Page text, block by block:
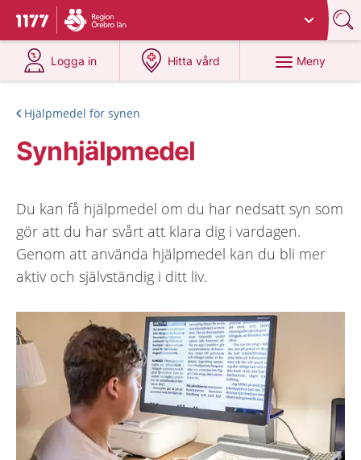
Till startsidan för 1177
Du har valt region
Logga in
på 1177.se
Hitta vård
på 1177.se
Meny
Hjälpmedel för synen
Synhjälpmedel
Du kan få hjälpmedel om du har nedsatt syn som
gör att du har svårt att klara dig i vardagen.
Genom att använda hjälpmedel kan du bli mer
aktiv och självständig i ditt liv.